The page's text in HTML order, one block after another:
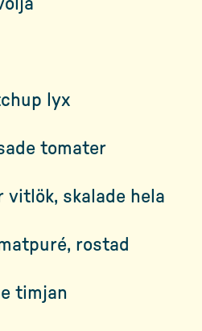
lyx
tomater
vitlök, skalade hela
rostad
timjan